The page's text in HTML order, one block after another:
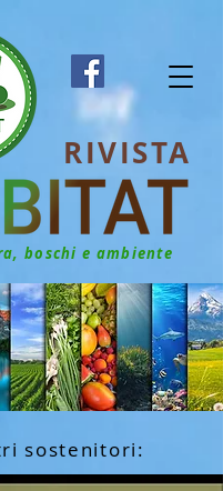
boschi e ambiente
RIVISTA
sostenitori: